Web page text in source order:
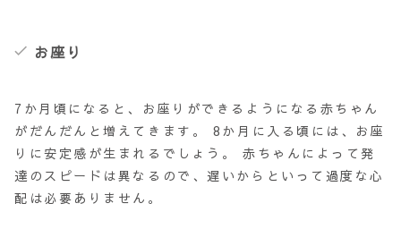
お座り
7か月頃になると、お座りができるようになる赤ちゃん
がだんだんと増えてきます。 8か月 に入る頃には、お座
りに安定感が生まれるでしょう。 赤ちゃんによって発
達のスピードは異なるので、遅いからといって過度な心
配は必要ありません。